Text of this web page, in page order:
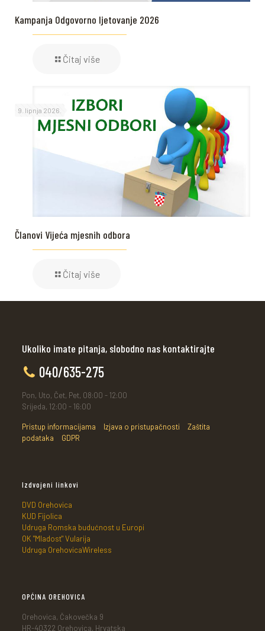
Kampanja Odgovorno ljetovanje 2026
Čitaj više
9. lipnja 2026.
Članovi Vijeća mjesnih odbora
Čitaj više
Ukoliko imate pitanja, slobodno nas kontaktirajte
040/635-275
Pon, Uto, Čet, Pet, 08:00 - 12:00
Srijeda, 12:00 - 16:00
Pristup informacijama Izjava o pristupačnosti
Zaštita
podataka
GDPR
Izdvojeni linkovi
DVD Orehovica
KUD Fijolica
Udruga Romska budućnost u Europi
OK "Mladost" Vularija
Udruga OrehovicaWireless
OPĆINA OREHOVICA
Orehovica, Čakovečka 9
HR-40322 Orehovica, Hrvatska